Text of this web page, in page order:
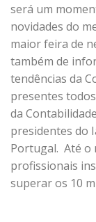
será um
novidades do
maior feira de
também de
tendências da
presentes
da
presidentes do
Portugal. Até o
profissionais
superar os 10